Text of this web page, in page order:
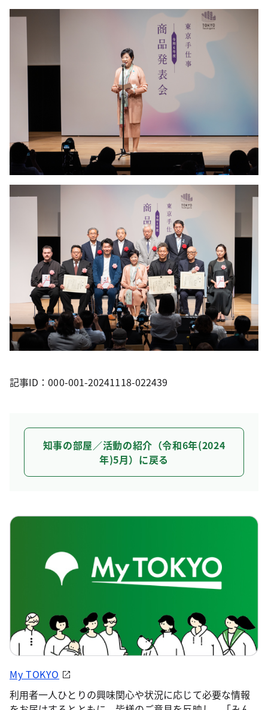
記事ID：000-001-20241118-022439
知事の部屋／活動の紹介（令和6年(2024
年)5月）に戻る
My TOKYO
利用者一人ひとりの興味関心や状況に応じて必要な情報